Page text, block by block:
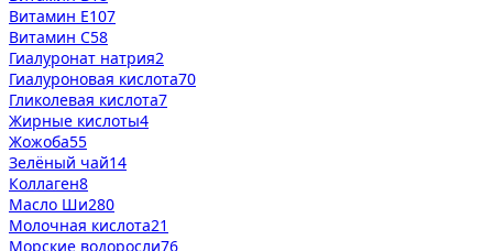
Витамин Е107
Витамин С58
Гиалуронат натрия2
Гиалуроновая кислота70
Гликолевая кислота7
Жирные кислоты4
Жожоба55
Зелёный чай14
Коллаген8
Масло Ши280
Молочная кислота21
Морские водоросли76